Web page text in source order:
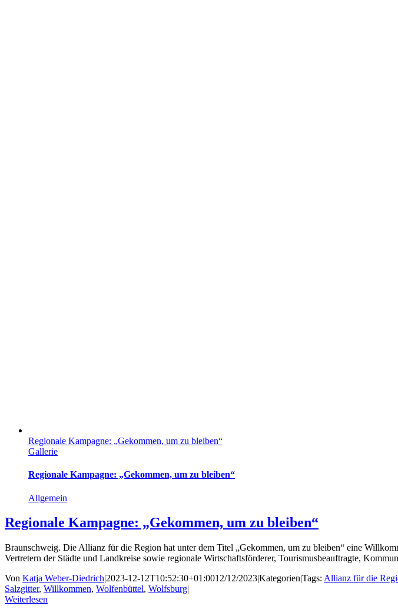
Regionale Kampagne: „Gekommen, um zu bleiben“
Gallerie
Regionale Kampagne: „Gekommen, um zu bleiben“
Allgemein
Regionale Kampagne: „Gekommen, um zu bleiben“
Braunschweig. Die Allianz für die Region hat unter dem Titel „Gekommen, um zu bleiben“ eine
Vertretern der Städte und Landkreise sowie regionale Wirtschaftsförderer, Tourismusbeauftragte,
Von Katja Weber-Diedrich|2023-12-12T10:52:30+01:0012/12/2023|Kategorien|Tags: Allianz für die
Salzgitter, Willkommen, Wolfenbüttel, Wolfsburg|
Weiterlesen